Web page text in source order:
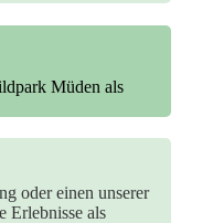
Müden als
oder einen unserer
Erlebnisse als